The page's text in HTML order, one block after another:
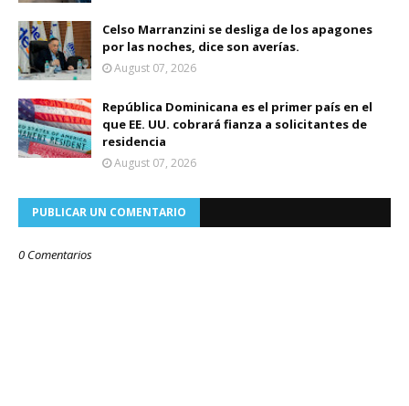
Celso Marranzini se desliga de los apagones
por las noches, dice son averías.
August 07, 2026
República Dominicana es el primer país en el
que EE. UU. cobrará fianza a solicitantes de
residencia
August 07, 2026
PUBLICAR UN COMENTARIO
0 Comentarios